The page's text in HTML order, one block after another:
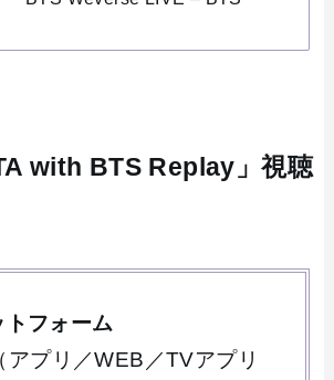
with BTS Replay」視聴
フォーム
プリ／WEB／TVアプリ